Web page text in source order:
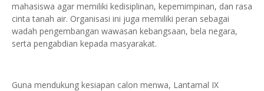
mahasiswa agar memiliki kedisiplinan, kepemimpinan, dan rasa
cinta tanah air. Organisasi ini juga memiliki peran sebagai
wadah pengembangan wawasan kebangsaan, bela negara,
serta pengabdian kepada masyarakat.
Guna mendukung kesiapan calon menwa, Lantamal IX